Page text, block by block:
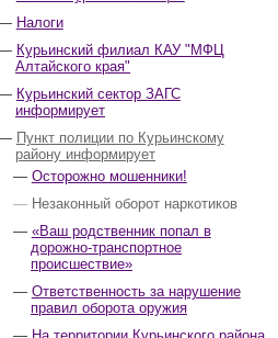
Налоги
Курьинский филиал КАУ "МФЦ
Алтайского края"
Курьинский сектор ЗАГС
информирует
Пункт полиции по Курьинскому
району информирует
Осторожно мошенники!
Незаконный оборот наркотиков
«Ваш родственник попал в
дорожно-транспортное
происшествие»
Ответственность за нарушение
правил оборота оружия